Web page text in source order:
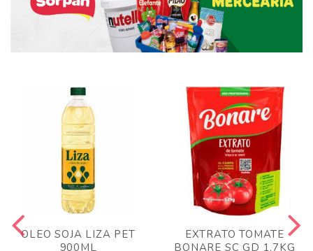
OLEO SOJA LIZA PET
900ML
EXTRATO TOMATE
BONARE SC GD 1,7KG